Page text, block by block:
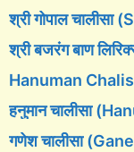
श्री गोपाल
श्री बजरंग बाण
Hanuman
हनुमान चालीसा
गणेश चालीसा